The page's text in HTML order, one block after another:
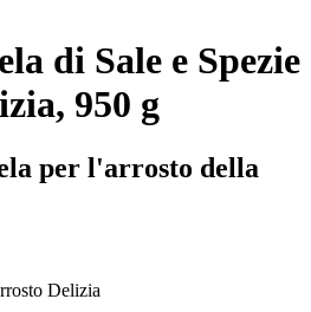
di Sale e Spezie
950 g
per l'arrosto della
Delizia